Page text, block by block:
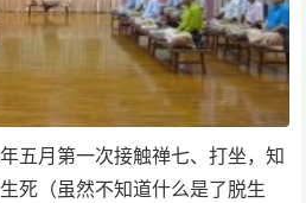
五月第一次接触禅七、打坐，知
死（虽然不知道什么是了脱生